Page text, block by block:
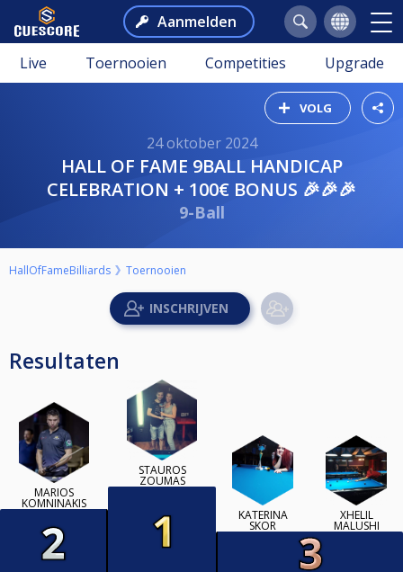
Aanmelden
Live Toernooien Competities Upgrade
VOLG
24 oktober 2024
HALL OF FAME 9BALL HANDICAP
CELEBRATION + 100€ BONUS 🎉🎉🎉
9-Ball
HallOfFameBilliards Toernooien
Resultaten
MARIOS
KOMNINAKIS
STAUROS
ZOUMAS
KATERINA
SKOR
XHELIL
MALUSHI